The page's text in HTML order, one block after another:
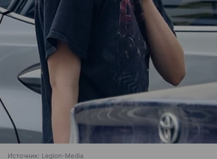
Источник: Legion-Media